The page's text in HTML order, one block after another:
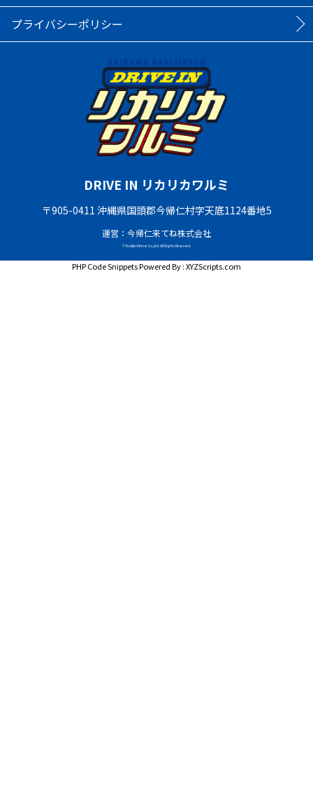
プライバシーポリシー
DRIVE IN リカリカワルミ
〒905-0411 沖縄県国頭郡今帰仁村字天底1124番地5
運営：今帰仁来てね株式会社
© Nakijin Kitene Co.,Ltd. All Rights Reserved.
PHP Code SnippetsPowered By :XYZScripts.com